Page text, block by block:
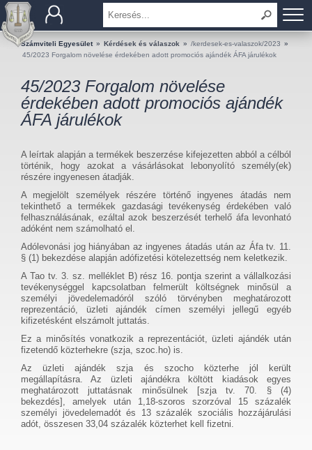
BEMUTATKOZÁS
TAGOK
OKTATÁS
TUDÁSTÁR
KIADVÁNYOK
Számviteli Egyesület » Kérdések és válaszok » /kerdesek-es-valaszok/2023 »
45/2023 Forgalom növelése érdekében adott promociós ajándék ÁFA járulékok
45/2023 Forgalom növelése
érdekében adott promociós ajándék
ÁFA járulékok
A leírtak alapján a termékek beszerzése kifejezetten abból a célból
történik, hogy azokat a vásárlásokat lebonyolító személy(ek)
részére ingyenesen átadják.
A megjelölt személyek részére történő ingyenes átadás nem
tekinthető a termékek gazdasági tevékenység érdekében való
felhasználásának, ezáltal azok beszerzését terhelő áfa levonható
adóként nem számolható el.
Adólevonási jog hiányában az ingyenes átadás után az Áfa tv. 11.
§ (1) bekezdése alapján adófizetési kötelezettség nem keletkezik.
A Tao tv. 3. sz. melléklet B) rész 16. pontja szerint a vállalkozási
tevékenységgel kapcsolatban felmerült költségnek minősül a
személyi jövedelemadóról szóló törvényben meghatározott
reprezentáció, üzleti ajándék címen személyi jellegű egyéb
kifizetésként elszámolt juttatás.
Ez a minősítés vonatkozik a reprezentációt, üzleti ajándék után
fizetendő közterhekre (szja, szoc.ho) is.
Az üzleti ajándék szja és szocho közterhe jól került
megállapításra. Az üzleti ajándékra költött kiadások egyes
meghatározott juttatásnak minősülnek [szja tv. 70. § (4)
bekezdés], amelyek után 1,18-szoros szorzóval 15 százalék
személyi jövedelemadót és 13 százalék szociális hozzájárulási
adót, összesen 33,04 százalék közterhet kell fizetni.